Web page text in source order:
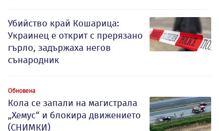
Убийство край Кошарица:
Украинец е открит с прерязано
гърло, задържаха негов
сънародник
Обновена
Кола се запали на магистрала
„Хемус“ и блокира движението
(СНИМКИ)